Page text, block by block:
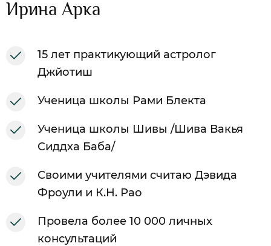
Ирина Арка
15 лет практикующий астролог
Джйотиш
Ученица школы Рами Блекта
Ученица школы Шивы /Шива Вакья
Сиддха Баба/
Своими учителями считаю Дэвида
Фроули и К.Н. Рао
Провела более 10 000 личных
консультаций